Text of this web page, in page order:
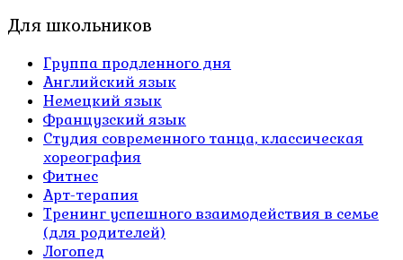
Для школьников
Группа продленного дня
Английский язык
Немецкий язык
Французский язык
Студия современного танца, классическая
хореография
Фитнес
Арт-терапия
Тренинг успешного взаимодействия в семье
(для родителей)
Логопед